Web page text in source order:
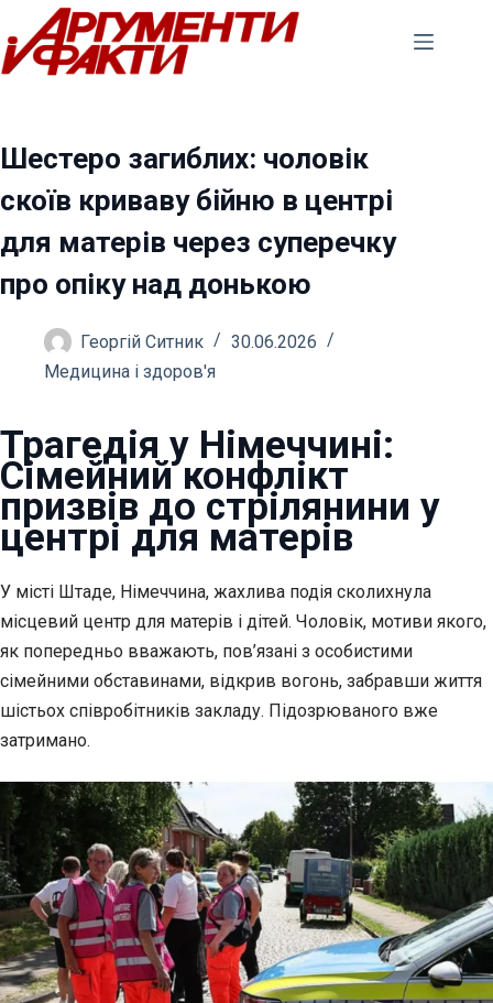
Перейти
до
вмісту
Шестеро загиблих: чоловік
скоїв криваву бійню в центрі
для матерів через суперечку
про опіку над донькою
Георгій Ситник
30.06.2026
Медицина і здоров'я
Трагедія у Німеччині:
Сімейний конфлікт
призвів до стрілянини у
центрі для матерів
У місті Штаде, Німеччина, жахлива подія сколихнула
місцевий центр для матерів і дітей. Чоловік, мотиви якого,
як попередньо вважають, пов’язані з особистими
сімейними обставинами, відкрив вогонь, забравши життя
шістьох співробітників закладу. Підозрюваного вже
затримано.